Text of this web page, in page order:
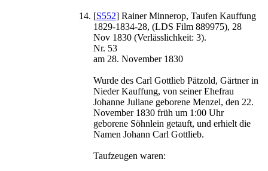
[S552] Rainer Minnerop, Taufen Kauffung
1829-1834-28, (LDS Film 889975), 28
Nov 1830 (Verlässlichkeit: 3).
Nr. 53
am 28. November 1830
Wurde des Carl Gottlieb Pätzold, Gärtner in
Nieder Kauffung, von seiner Ehefrau
Johanne Juliane geborene Menzel, den 22.
November 1830 früh um 1:00 Uhr
geborene Söhnlein getauft, und erhielt die
Namen Johann Carl Gottlieb.
Taufzeugen waren: